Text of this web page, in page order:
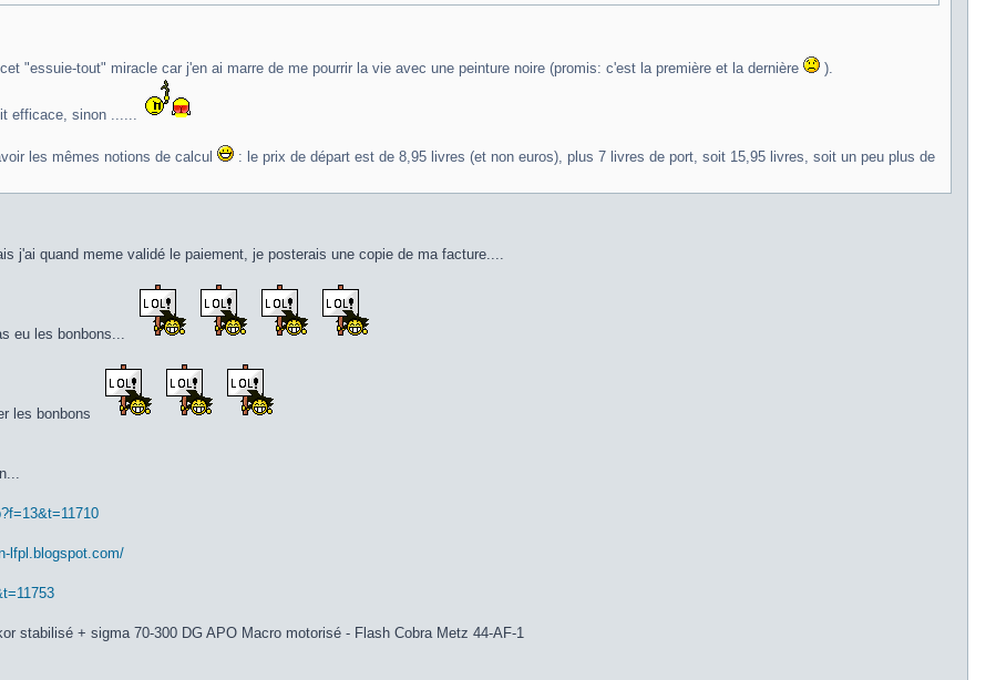
"essuie-tout" miracle car j'en ai marre de me pourrir la vie avec une peinture noire (promis: c'est la première et la dernière ).
efficace, sinon ......
les mêmes notions de calcul
: le prix de départ est de 8,95 livres (et non euros), plus 7 livres de port, soit 15,95 livres, soit un peu plus de
j'ai quand meme validé le paiement, je posterais une copie de ma facture....
eu les bonbons...
les bonbons
lfpl.blogspot.com/
stabilisé + sigma 70-300 DG APO Macro motorisé - Flash Cobra Metz 44-AF-1